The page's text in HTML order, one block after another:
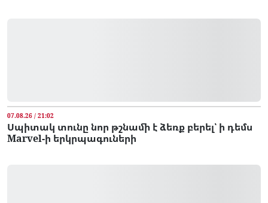
07.08.26 / 21:02
Սպիտակ տունը նոր թշնամի է ձեռք բերել՝ ի դեմս
Marvel-ի երկրպագուների